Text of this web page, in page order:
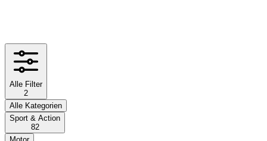
Alle Filter
2
Alle Kategorien
Sport & Action
82